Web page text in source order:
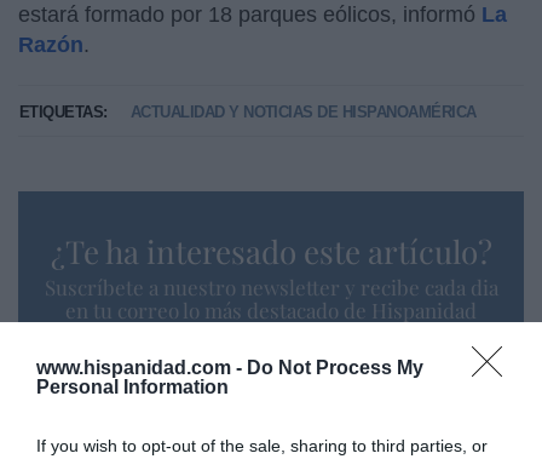
www.hispanidad.com - Do Not Process My
Personal Information
If you wish to opt-out of the sale, sharing to third parties, or
estará formado por 18 parques eólicos, informó La
Razón.
ETIQUETAS: ACTUALIDAD Y NOTICIAS DE HISPANOAMÉRICA
¿Te ha interesado este artículo?
Suscríbete a nuestro newsletter y recibe cada dia
en tu correo lo más destacado de Hispanidad
Tu correo electrónico...